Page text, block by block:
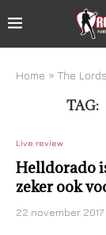
Home » The
TAG:
Live review
Helldorado
zeker ook
22 november 2017